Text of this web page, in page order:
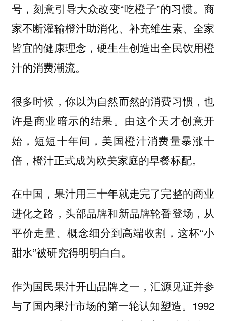
号，刻意引导大众改变“吃橙子”的习惯。商
家不断灌输橙汁助消化、补充维生素、全家
皆宜的健康理念，硬生生创造出全民饮用橙
汁的消费潮流。
很多时候，你以为自然而然的消费习惯，也
许是商业暗示的结果。由这个天才创意开
始，短短十年间，美国橙汁消费量暴涨十
倍，橙汁正式成为欧美家庭的早餐标配。
在中国，果汁用三十年就走完了完整的商业
进化之路，头部品牌和新品牌轮番登场，从
平价走量、概念细分到高端收割，这杯“小
甜水”被研究得明明白白。
作为国民果汁开山品牌之一，汇源见证并参
与了国内果汁市场的第一轮认知塑造。1992